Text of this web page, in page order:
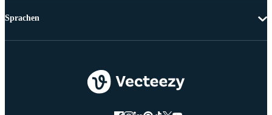
Sprachen